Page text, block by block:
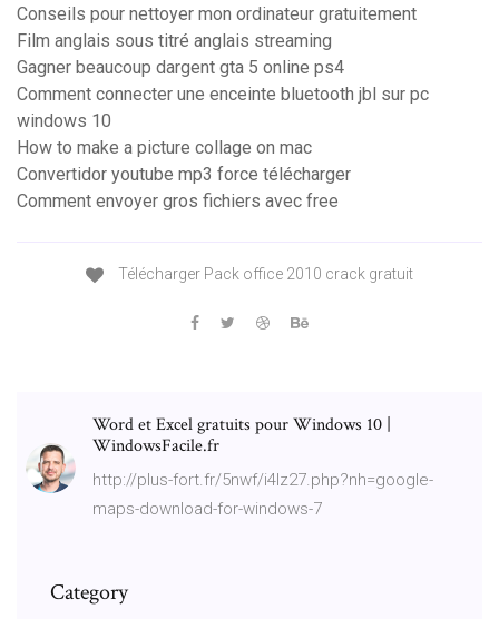
Conseils pour nettoyer mon ordinateur gratuitement
Film anglais sous titré anglais streaming
Gagner beaucoup dargent gta 5 online ps4
Comment connecter une enceinte bluetooth jbl sur pc
windows 10
How to make a picture collage on mac
Convertidor youtube mp3 force télécharger
Comment envoyer gros fichiers avec free
Télécharger Pack office 2010 crack gratuit
Word et Excel gratuits pour Windows 10 |
WindowsFacile.fr
http://plus-fort.fr/5nwf/i4lz27.php?nh=google-
maps-download-for-windows-7
Category